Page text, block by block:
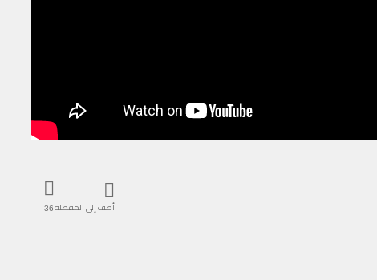
أضف إلى المفضلة36